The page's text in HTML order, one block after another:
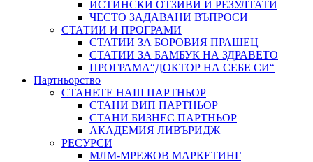
ИСТИНСКИ ОТЗИВИ И РЕЗУЛТАТИ
ЧЕСТО ЗАДАВАНИ ВЪПРОСИ
СТАТИИ И ПРОГРАМИ
СТАТИИ ЗА БОРОВИЯ ПРАШЕЦ
СТАТИИ ЗА БАМБУК НА ЗДРАВЕТО
ПРОГРАМА“ДОКТОР НА СЕБЕ СИ“
Партньорство
СТАНЕТЕ НАШ ПАРТНЬОР
СТАНИ ВИП ПАРТНЬОР
СТАНИ БИЗНЕС ПАРТНЬОР
АКАДЕМИЯ ЛИВЪРИДЖ
РЕСУРСИ
МЛМ-МРЕЖОВ МАРКЕТИНГ